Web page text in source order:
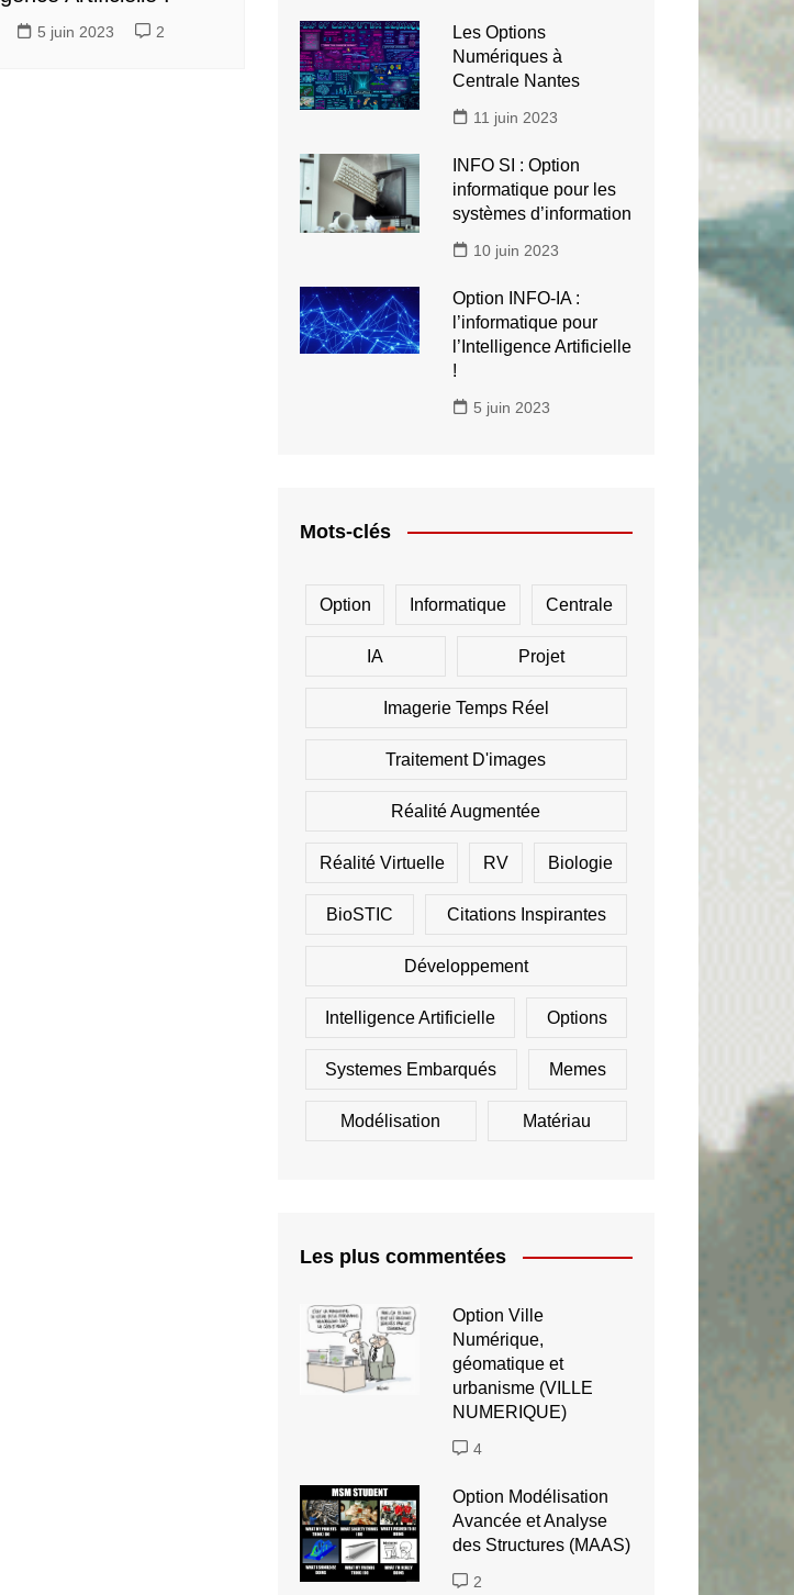
5 juin 2023 2
Les Options
Numériques à
Centrale Nantes
11 juin 2023
INFO SI : Option
informatique pour les
systèmes d’information
10 juin 2023
Option INFO-IA :
l’informatique pour
l’Intelligence Artificielle
!
5 juin 2023
Mots-clés
Option Informatique Centrale
IA Projet
Imagerie Temps Réel
Traitement D'images
Réalité Augmentée
Réalité Virtuelle RV Biologie
BioSTIC Citations Inspirantes
Développement
Intelligence Artificielle Options
Systemes Embarqués Memes
Modélisation Matériau
Les plus commentées
Option Ville
Numérique,
géomatique et
urbanisme (VILLE
NUMERIQUE)
4
Option Modélisation
Avancée et Analyse
des Structures (MAAS)
2